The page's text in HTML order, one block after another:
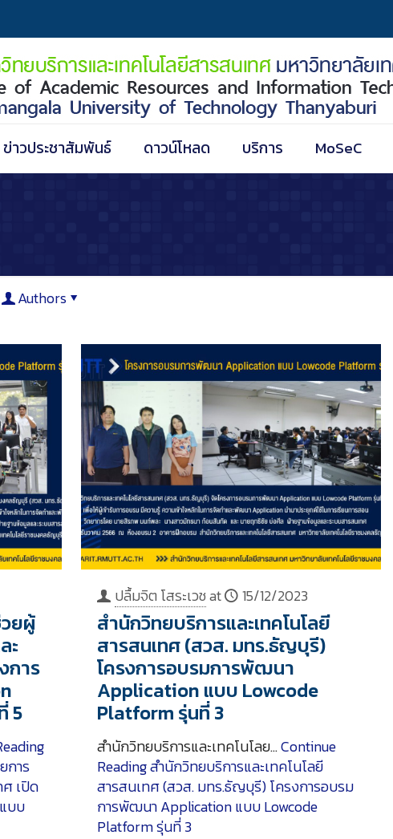
ข่าวประชาสัมพันธ์ ดาวน์โหลด บริการ MoSeC
Authors
ยผู้
ะ
การ
5
การ
เปิด
บบ
ปลื้มจิต โสระเวชat 15/12/2023
สำนักวิทยบริการและเทคโนโลยี
สารสนเทศ (สวส. มทร.ธัญบุรี)
โครงการอบรมการพัฒนา
Application แบบ Lowcode
Platform รุ่นที่ 3
สำนักวิทยบริการและเทคโนโลย…Continue
Readingสำนักวิทยบริการและเทคโนโลยี
สารสนเทศ (สวส. มทร.ธัญบุรี) โครงการอบรม
การพัฒนา Application แบบ Lowcode
Platform รุ่นที่ 3